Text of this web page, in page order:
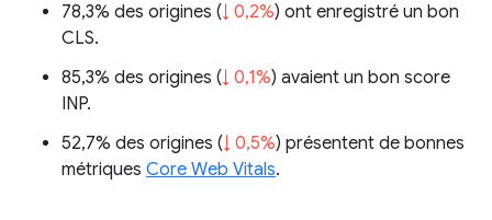
78,3% des origines (↓ 0,2%) ont enregistré un bon
CLS.
85,3% des origines (↓ 0,1%) avaient un bon score
INP.
52,7% des origines (↓ 0,5%) présentent de bonnes
métriques Core Web Vitals.